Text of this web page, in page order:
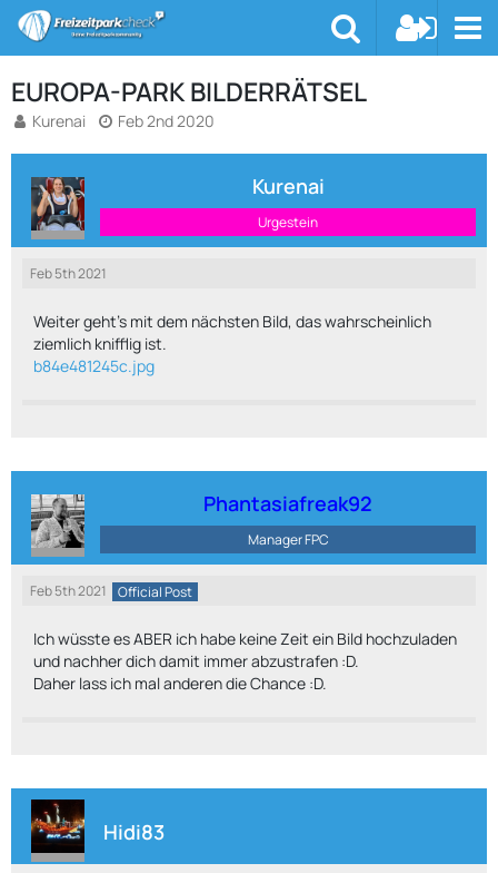
EUROPA-PARK BILDERRÄTSEL
Kurenai Feb 2nd 2020
Kurenai
Urgestein
Feb 5th 2021
Weiter geht's mit dem nächsten Bild, das wahrscheinlich
ziemlich knifflig ist.
b84e481245c.jpg
Phantasiafreak92
Manager FPC
Feb 5th 2021 Official Post
Ich wüsste es ABER ich habe keine Zeit ein Bild hochzuladen
und nachher dich damit immer abzustrafen :D.
Daher lass ich mal anderen die Chance :D.
Hidi83